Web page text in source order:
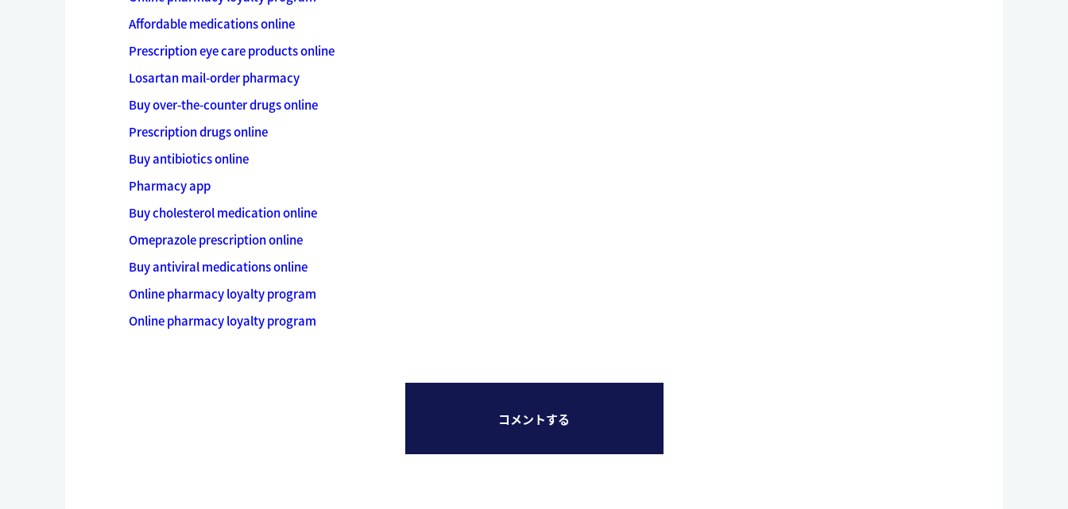
Affordable medications online
Prescription eye care products online
Losartan mail-order pharmacy
Buy over-the-counter drugs online
Prescription drugs online
Buy antibiotics online
Pharmacy app
Buy cholesterol medication online
Omeprazole prescription online
Buy antiviral medications online
Online pharmacy loyalty program
Online pharmacy loyalty program
コメントする